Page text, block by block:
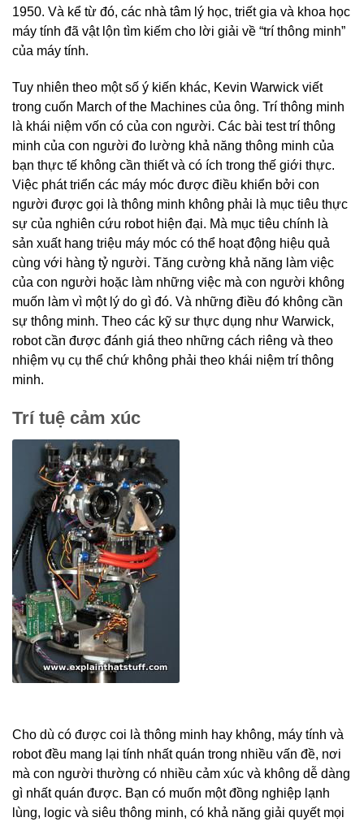
1950. Và kể từ đó, các nhà tâm lý học, triết gia và khoa học
máy tính đã vật lộn tìm kiếm cho lời giải về “trí thông minh”
của máy tính.
Tuy nhiên theo một số ý kiến khác, Kevin Warwick viết
trong cuốn March of the Machines của ông. Trí thông minh
là khái niệm vốn có của con người. Các bài test trí thông
minh của con người đo lường khả năng thông minh của
bạn thực tế không cần thiết và có ích trong thế giới thực.
Việc phát triển các máy móc được điều khiển bởi con
người được gọi là thông minh không phải là mục tiêu thực
sự của nghiên cứu robot hiện đại. Mà mục tiêu chính là
sản xuất hang triệu máy móc có thể hoạt động hiệu quả
cùng với hàng tỷ người. Tăng cường khả năng làm việc
của con người hoặc làm những việc mà con người không
muốn làm vì một lý do gì đó. Và những điều đó không cần
sự thông minh. Theo các kỹ sư thực dụng như Warwick,
robot cần được đánh giá theo những cách riêng và theo
nhiệm vụ cụ thể chứ không phải theo khái niệm trí thông
minh.
Trí tuệ cảm xúc
Cho dù có được coi là thông minh hay không, máy tính và
robot đều mang lại tính nhất quán trong nhiều vấn đề, nơi
mà con người thường có nhiều cảm xúc và không dễ dàng
gì nhất quán được. Bạn có muốn một đồng nghiệp lạnh
lùng, logic và siêu thông minh, có khả năng giải quyết mọi